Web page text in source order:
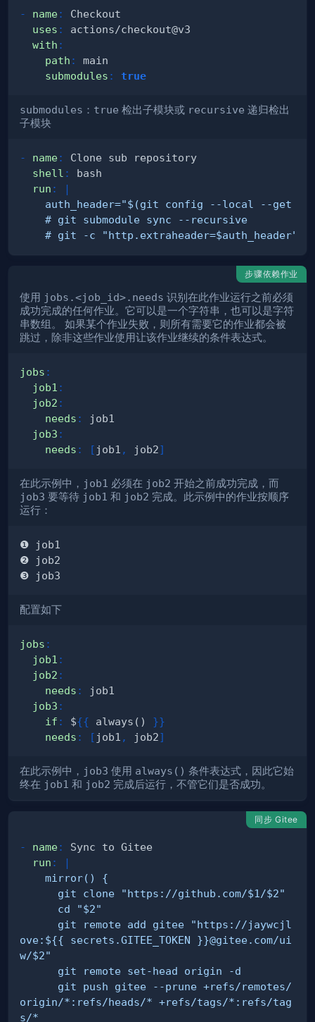
- name:
uses :
with :
path :
submodules : true
submodules ： true 检出子模块或 recursive 递归检出
子模块
- name:
shell :
run : |
# git -c "http.extraheader=$auth_header"
步骤依赖作业
使用 jobs.<job_id>.needs 识别在此作业运行之前必须
成功完成的任何作业。它可以是一个字符串，也可以是字符
串数组。 如果某个作业失败，则所有需要它的作业都会被
跳过，除非这些作业使用让该作业继续的条件表达式。
jobs :
job1 :
job2 :
needs :
job3 :
needs : [ job1 , job2]
在此示例中， job1 必须在 job2 开始之前成功完成，而
job3 要等待 job1 和 job2 完成。此示例中的作业按顺序
运行：
配置如下
jobs :
job1 :
job2 :
needs :
job3 :
if : ${{ always() }}
needs : [ job1 , job2]
在此示例中， job3 使用 always() 条件表达式，因此它始
终在 job1 和 job2 完成后运行，不管它们是否成功。
同步 Gitee
- name:
run :
|
ove:${{ secrets.GITEE_TOKEN }}@gitee.com/ui
origin/*:refs/heads/* +refs/tags/*:refs/tag